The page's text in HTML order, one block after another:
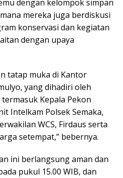
dengan kelompok simpan
mereka juga berdiskusi
konservasi dan kegiatan
dengan upaya
tatap muka di Kantor
yang dihadiri oleh
Kepala Pekon
Intelkam Polsek Semaka,
WCS, Firdaus serta
setempat,” bebernya.
ini berlangsung aman dan
pukul 15.00 WIB, dan